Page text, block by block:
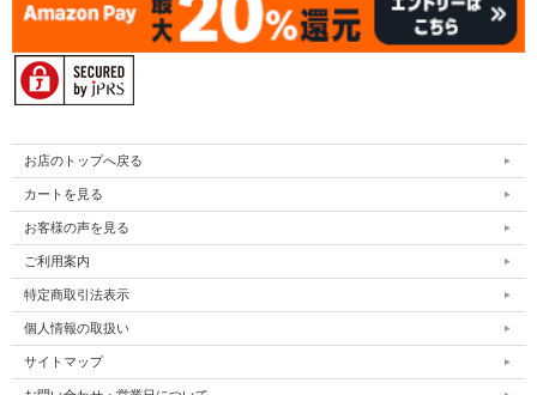
お店のトップへ戻る
カートを見る
お客様の声を見る
ご利用案内
特定商取引法表示
個人情報の取扱い
サイトマップ